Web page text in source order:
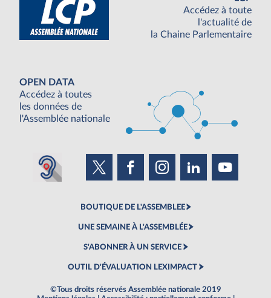
Accédez à toute
l'actualité de
la Chaine Parlementaire
OPEN DATA
Accédez à toutes
les données de
l'Assemblée nationale
BOUTIQUE DE L'ASSEMBLEE
UNE SEMAINE À L'ASSEMBLÉE
S'ABONNER À UN SERVICE
OUTIL D'ÉVALUATION LEXIMPACT
©Tous droits réservés Assemblée nationale 2019